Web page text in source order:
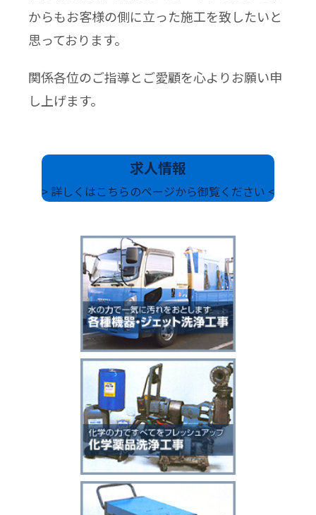
からもお客様の側に立った施工を致したいと
思っております。
関係各位のご指導とご愛顧を心よりお願い申
し上げます。
求人情報
> 詳しくはこちらのページから御覧ください <